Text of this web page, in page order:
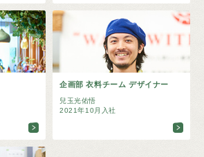
企画部 衣料チーム デザイナー
兒玉光佑悟
2021年10月入社